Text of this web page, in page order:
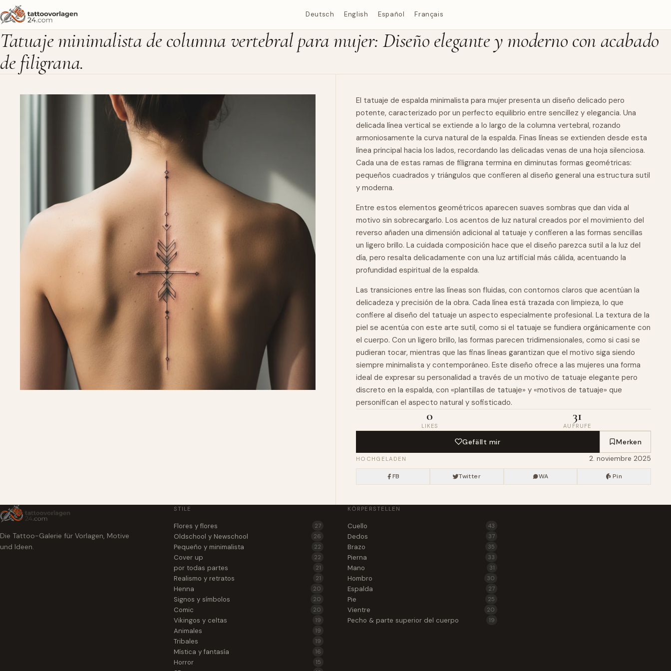
Deutsch English Español Français
Tatuaje minimalista de columna vertebral para mujer: Diseño elegante y moderno con acabado
de filigrana.
El tatuaje de espalda minimalista para mujer presenta un diseño delicado pero
potente, caracterizado por un perfecto equilibrio entre sencillez y elegancia. Una
delicada línea vertical se extiende a lo largo de la columna vertebral, rozando
armoniosamente la curva natural de la espalda. Finas líneas se extienden desde esta
línea principal hacia los lados, recordando las delicadas venas de una hoja silenciosa.
Cada una de estas ramas de filigrana termina en diminutas formas geométricas:
pequeños cuadrados y triángulos que confieren al diseño general una estructura sutil
y moderna.
Entre estos elementos geométricos aparecen suaves sombras que dan vida al
motivo sin sobrecargarlo. Los acentos de luz natural creados por el movimiento del
reverso añaden una dimensión adicional al tatuaje y confieren a las formas sencillas
un ligero brillo. La cuidada composición hace que el diseño parezca sutil a la luz del
día, pero resalta delicadamente con una luz artificial más cálida, acentuando la
profundidad espiritual de la espalda.
Las transiciones entre las líneas son fluidas, con contornos claros que acentúan la
delicadeza y precisión de la obra. Cada línea está trazada con limpieza, lo que
confiere al diseño del tatuaje un aspecto especialmente profesional. La textura de la
piel se acentúa con este arte sutil, como si el tatuaje se fundiera orgánicamente con
el cuerpo. Con un ligero brillo, las formas parecen tridimensionales, como si casi se
pudieran tocar, mientras que las finas líneas garantizan que el motivo siga siendo
siempre minimalista y contemporáneo. Este diseño ofrece a las mujeres una forma
ideal de expresar su personalidad a través de un motivo de tatuaje elegante pero
discreto en la espalda, con «plantillas de tatuaje» y «motivos de tatuaje» que
personifican el aspecto natural y sofisticado.
0
LIKES
31
AUFRUFE
Gefällt mir Merken
HOCHGELADEN 2. noviembre 2025
FB Twitter WA Pin
Die Tattoo-Galerie für Vorlagen, Motive
und Ideen.
STILE
Flores y flores 27
Oldschool y Newschool 26
Pequeño y minimalista 22
Cover up 22
por todas partes 21
Realismo y retratos 21
Henna 20
Signos y símbolos 20
Comic 20
Vikingos y celtas 19
Animales 19
Tribales 19
Mística y fantasía 16
Horror 15
KÖRPERSTELLEN
Cuello 43
Dedos 37
Brazo 35
Pierna 33
Mano 31
Hombro 30
Espalda 27
Pie 25
Vientre 20
Pecho & parte superior del cuerpo 19